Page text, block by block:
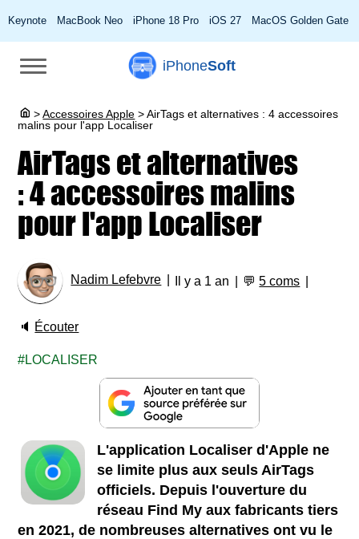
Keynote MacBook Neo iPhone 18 Pro iOS 27 MacOS Golden Gate
iPhoneSoft
> Accessoires Apple >AirTags et alternatives : 4 accessoires
malins pour l'app Localiser
AirTags et alternatives
: 4 accessoires malins
pour l'app Localiser
Nadim Lefebvre Il y a 1 an 💬5 coms
🔈 Écouter
LOCALISER
L'application Localiser d'Apple ne
se limite plus aux seuls AirTags
officiels. Depuis l'ouverture du
réseau Find My aux fabricants tiers
en 2021, de nombreuses alternatives ont vu le